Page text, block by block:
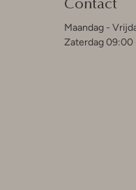
Maandag -
Zaterdag 09:00